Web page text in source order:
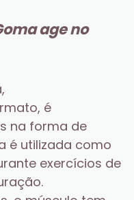
age no
é
na forma de
é utilizada como
exercícios de